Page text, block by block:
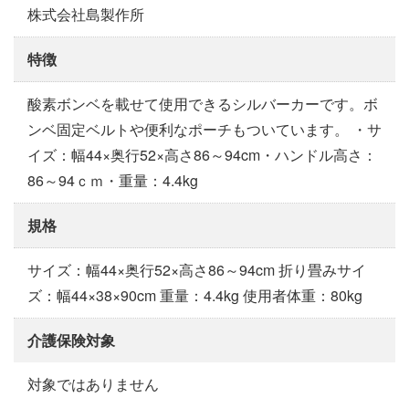
株式会社島製作所
特徴
酸素ボンベを載せて使用できるシルバーカーです。ボ
ンベ固定ベルトや便利なポーチもついています。 ・サ
イズ：幅44×奥行52×高さ86～94cm・ハンドル高さ：
86～94ｃｍ・重量：4.4kg
規格
サイズ：幅44×奥行52×高さ86～94cm 折り畳みサイ
ズ：幅44×38×90cm 重量：4.4kg 使用者体重：80kg
介護保険対象
対象ではありません